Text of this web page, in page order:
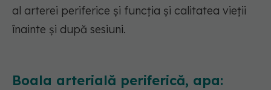
al arterei periferice și funcția și calitatea vieții
înainte și după sesiuni.
Boala arterială periferică, apa: